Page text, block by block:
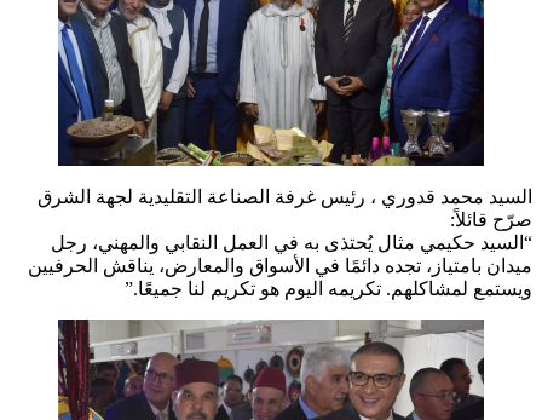
السيد محمد قدوري ، رئيس غرفة الصناعة التقليدية لجهة الشرق
صرّح قائلاً:
“السيد حكيمي مثال يُحتذى به في العمل النقابي والمهني، رجل
ميدان بامتياز، تجده دائمًا في الأسواق والمعارض، يناقش الحرفيين
ويستمع لمشاكلهم. تكريمه اليوم هو تكريم لنا جميعًا.”